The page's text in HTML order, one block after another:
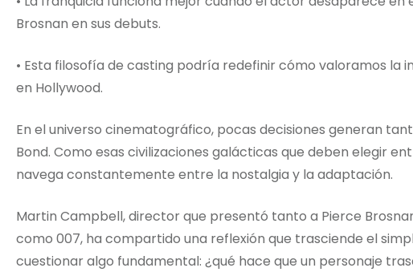
Brosnan en sus debuts.
• Esta filosofía de casting podría redefinir cómo valoramos
en Hollywood.
En el universo cinematográfico, pocas decisiones generan
Bond. Como esas civilizaciones galácticas que deben elegir
navega constantemente entre la nostalgia y la adaptación.
Martin Campbell, director que presentó tanto a Pierce
como 007, ha compartido una reflexión que trasciende el
cuestionar algo fundamental: ¿qué hace que un personaje